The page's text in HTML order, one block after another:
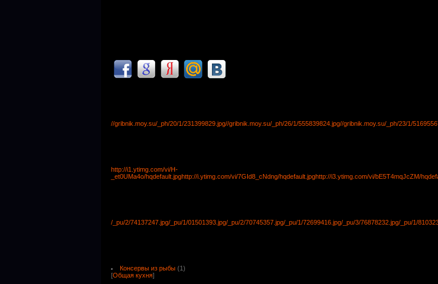
//gribnik.moy.su/_ph/20/1/231399829.jpg//gribnik.moy.su/_ph/26/1/555839824.jpg//gribnik.moy.su/_ph/23/1/
http://i1.ytimg.com/vi/H-
_et0UMa4o/hqdefault.jpghttp://i.ytimg.com/vi/7GId8_cNdng/hqdefault.jpghttp://i3.ytimg.com/vi/bE5T4mqJcZM/
/_pu/2/74137247.jpg/_pu/1/01501393.jpg/_pu/2/70745357.jpg/_pu/1/72699416.jpg/_pu/3/76878232.jpg/_pu/1/
Консервы из рыбы (1)
[Общая кухня]